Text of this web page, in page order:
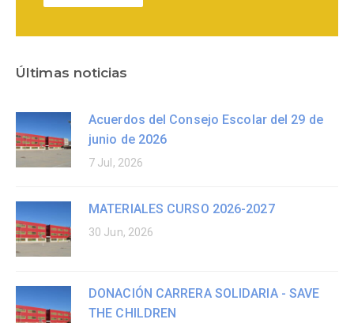
Últimas noticias
Acuerdos del Consejo Escolar del 29 de
junio de 2026
7 Jul, 2026
MATERIALES CURSO 2026-2027
30 Jun, 2026
DONACIÓN CARRERA SOLIDARIA - SAVE
THE CHILDREN